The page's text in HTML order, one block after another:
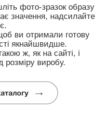
фото-зразок образу
значення, надсилайте
ви отримали готову
якнайшвидше.
ж, як на сайті, і
розміру виробу.